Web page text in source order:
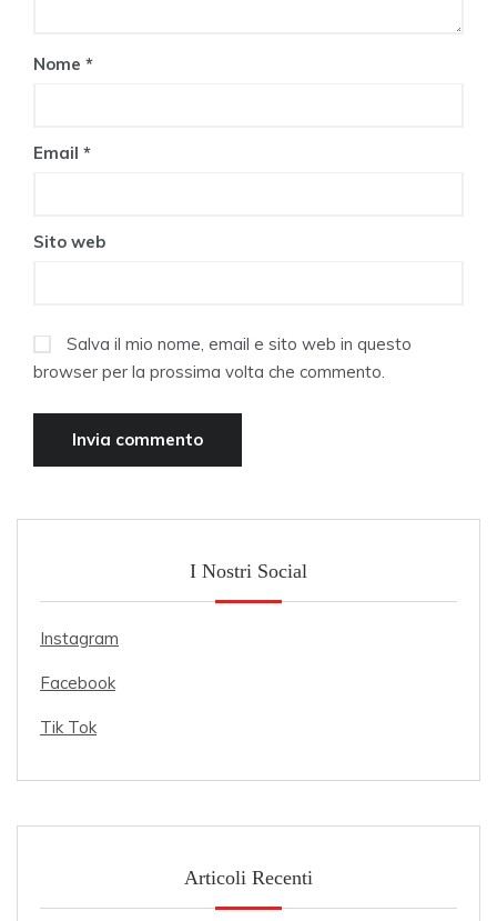
Nome *
Email *
Sito web
Salva il mio nome, email e sito web in questo
browser per la prossima volta che commento.
I Nostri Social
Instagram
Facebook
Tik Tok
Articoli Recenti